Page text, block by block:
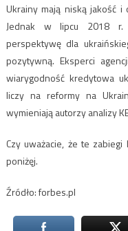
Ukrainy mają niską jakość
Jednak w lipcu 2018 r.
perspektywę dla
pozytywną. Eksperci
wiarygodność kredytowa
liczy na reformy na
wymieniają autorzy analizy
Czy uważacie, że te zabiegi
poniżęj.
Źródło: forbes.pl